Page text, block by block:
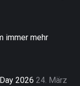
immer mehr
2026 24. März